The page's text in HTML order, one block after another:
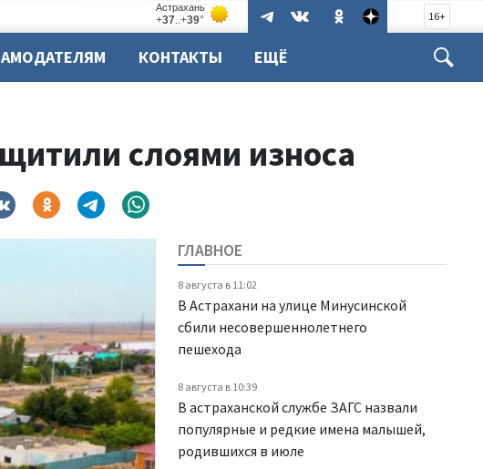
16+
КОНТАКТЫ ЕЩЁ
слоями износа
ГЛАВНОЕ
8 августа в 11:02
В Астрахани на улице Минусинской
сбили несовершеннолетнего
пешехода
8 августа в 10:39
В астраханской службе ЗАГС назвали
популярные и редкие имена малышей,
родившихся в июле